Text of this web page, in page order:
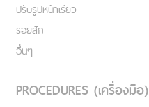
ปรับรูปหน้าเรียว
รอยสัก
อื่นๆ
PROCEDURES (เครื่องมือ)